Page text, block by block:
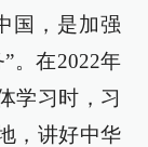
国，是加强
。在2022年
学习时，习
，讲好中华